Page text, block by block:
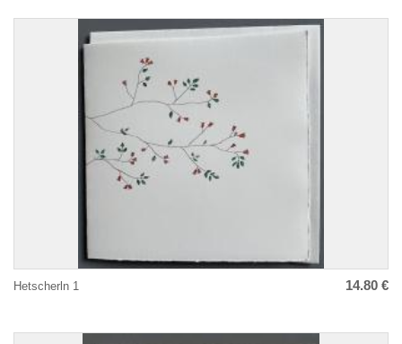
Hetscherln 1 14.80 €